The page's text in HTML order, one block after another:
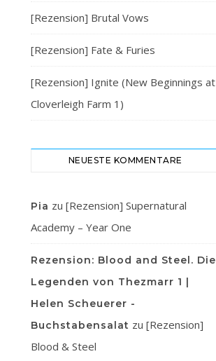
[Rezension] Brutal Vows
[Rezension] Fate & Furies
[Rezension] Ignite (New Beginnings at
Cloverleigh Farm 1)
NEUESTE KOMMENTARE
Pia zu [Rezension] Supernatural
Academy – Year One
Rezension: Blood and Steel. Die
Legenden von Thezmarr 1 |
Helen Scheuerer -
Buchstabensalat zu [Rezension]
Blood & Steel